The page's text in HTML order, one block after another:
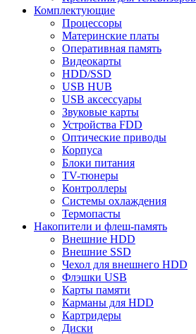
Комплектующие
Процессоры
Материнские платы
Оперативная память
Видеокарты
HDD/SSD
USB HUB
USB аксессуары
Звуковые карты
Устройства FDD
Оптические приводы
Корпуса
Блоки питания
TV-тюнеры
Контроллеры
Системы охлаждения
Термопасты
Накопители и флеш-память
Внешние HDD
Внешние SSD
Чехол для внешнего HDD
Флэшки USB
Карты памяти
Карманы для HDD
Картридеры
Диски